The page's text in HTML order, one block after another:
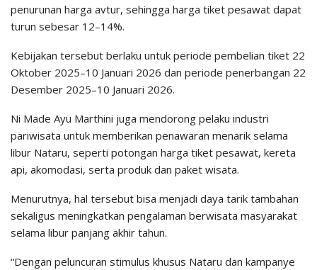
penurunan harga avtur, sehingga harga tiket pesawat dapat
turun sebesar 12–14%.
Kebijakan tersebut berlaku untuk periode pembelian tiket 22
Oktober 2025–10 Januari 2026 dan periode penerbangan 22
Desember 2025–10 Januari 2026.
Ni Made Ayu Marthini juga mendorong pelaku industri
pariwisata untuk memberikan penawaran menarik selama
libur Nataru, seperti potongan harga tiket pesawat, kereta
api, akomodasi, serta produk dan paket wisata.
Menurutnya, hal tersebut bisa menjadi daya tarik tambahan
sekaligus meningkatkan pengalaman berwisata masyarakat
selama libur panjang akhir tahun.
“Dengan peluncuran stimulus khusus Nataru dan kampanye